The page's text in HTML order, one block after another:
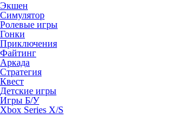
Экшен
Симулятор
Ролевые игры
Гонки
Приключения
Файтинг
Аркада
Стратегия
Квест
Детские игры
Игры Б/У
Xbox Series X/S